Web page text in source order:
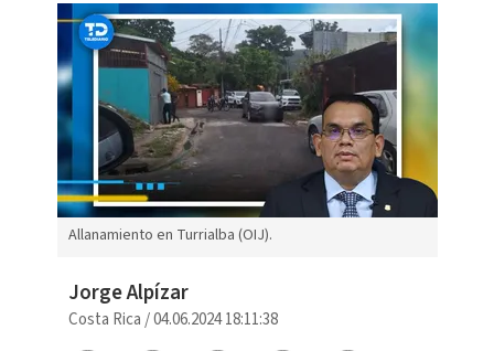
Allanamiento en Turrialba (OIJ).
Jorge Alpízar
Costa Rica /04.06.2024 18:11:38